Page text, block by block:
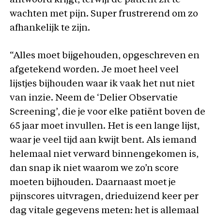
wachten met pijn. Super frustrerend om zo
afhankelijk te zijn.
“Alles moet bijgehouden, opgeschreven en
afgetekend worden. Je moet heel veel
lijstjes bijhouden waar ik vaak het nut niet
van inzie. Neem de ‘Delier Observatie
Screening’, die je voor elke patiënt boven de
65 jaar moet invullen. Het is een lange lijst,
waar je veel tijd aan kwijt bent. Als iemand
helemaal niet verward binnengekomen is,
dan snap ik niet waarom we zo’n score
moeten bijhouden. Daarnaast moet je
pijnscores uitvragen, drieduizend keer per
dag vitale gegevens meten: het is allemaal